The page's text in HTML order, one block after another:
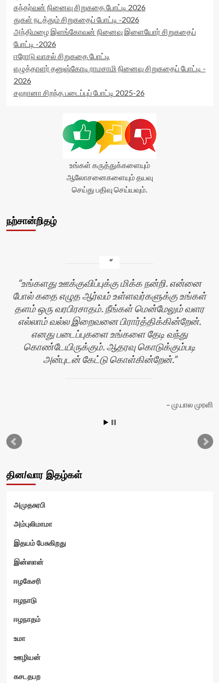
கந்தர்வன் நினைவு சிறுகதை போட்டி 2026
துகள் நடத்தும் சிறுகதைப் போட்டி -2026
அந்திமழை இளங்கோவன் நினைவு இளையோர் சிறுகதைப்
போட்டி -2026
ஈரோடு வாசல் சிறுகதை போட்டி
எழுத்தாளர் தனுஷ்கோடி ராமசாமி நினைவு சிறுகதைப் போட்டி -
2026
சஹானா சிறந்த படைப்புப் போட்டி 2025-26
உங்கள் கருத்துக்களையும்
ஆலோசனைகளையும் தயவு
செய்து பதிவு செய்யவும்.
நற்சான்றிதழ்
உங்களது ஊக்குவிப்புக்கு மிக்க நன்றி. என்னை
போல் கதை எழுத ஆர்வம் உள்ளவர்களுக்கு உங்கள்
தளம் ஒரு வரபிரசாதம். நீங்கள் மென்மேலும் வளர
எல்லாம் வல்ல இறைவனை பிரார்த்திக்கின்றேன்.
எனது படைப்புகளை உங்களை தேடி வந்து
கொண்டேயிருக்கும். ஆதரவு கொடுக்கும்படி
அன்புடன் கேட்டு கொள்கின்றேன்.
மு.பால முரளி
தின/வார இதழ்கள்
அமுதசுரபி
அம்புலிமாமா
இதயம் பேசுகிறது
இன்ஸான்
ஈழகேசரி
ஈழநாடு
ஈழநாதம்
உமா
ஊழியன்
கசடதபற